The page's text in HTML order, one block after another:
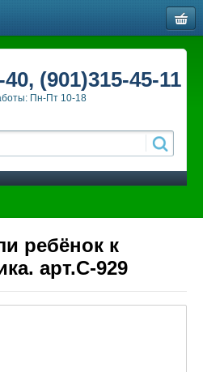
(901)315-45-11
Пн-Пт 10-18
ребёнок к
арт.С-929